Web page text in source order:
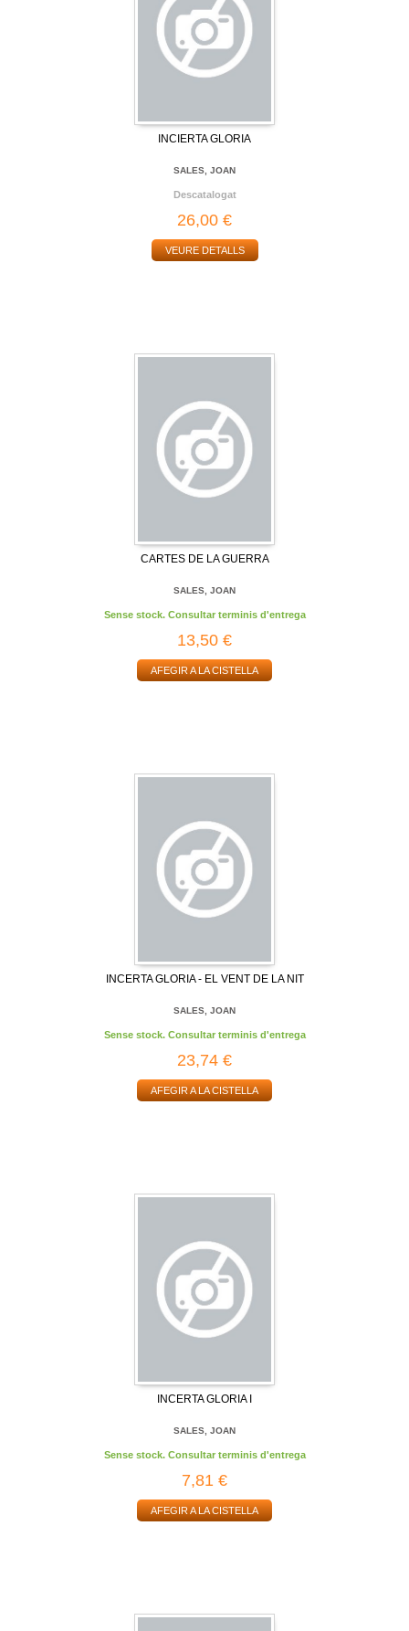
INCIERTA GLORIA
SALES, JOAN
Descatalogat
26,00 €
VEURE DETALLS
CARTES DE LA GUERRA
SALES, JOAN
Sense stock. Consultar terminis d'entrega
13,50 €
AFEGIR A LA CISTELLA
INCERTA GLORIA - EL VENT DE LA NIT
SALES, JOAN
Sense stock. Consultar terminis d'entrega
23,74 €
AFEGIR A LA CISTELLA
INCERTA GLORIA I
SALES, JOAN
Sense stock. Consultar terminis d'entrega
7,81 €
AFEGIR A LA CISTELLA